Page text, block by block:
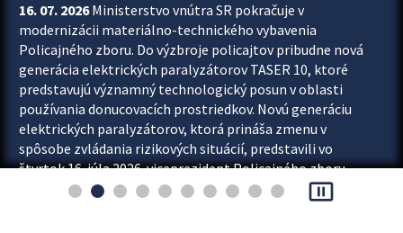
16. 07. 2026Ministerstvo vnútra SR pokračuje v
modernizácii materiálno-technického vybavenia
Policajného zboru. Do výzbroje policajtov pribudne nová
generácia elektrických paralyzátorov TASER 10, ktoré
predstavujú významný technologický posun v oblasti
používania donucovacích prostriedkov. Novú generáciu
elektrických paralyzátorov, ktorá prináša zmenu v
spôsobe zvládania rizikových situácií, predstavili vo
štvrtok 16. júla 2026 viceprezident Policajného zboru
Rastislav Polakovič a riaditeľ odboru výcviku...
pause_presentation